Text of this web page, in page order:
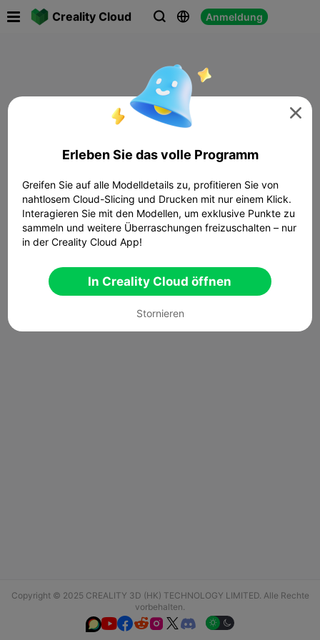
Creality Cloud   Anmeldung
Copyright © 2025 CREALITY 3D (HK) TECHNOLOGY LIMITED. Alle Rechte
vorbehalten.
  

Erleben Sie das volle Programm
Greifen Sie auf alle Modelldetails zu, profitieren Sie von
nahtlosem Cloud-Slicing und Drucken mit nur einem Klick.
Interagieren Sie mit den Modellen, um exklusive Punkte zu
sammeln und weitere Überraschungen freizuschalten – nur
in der Creality Cloud App!
In Creality Cloud öffnen
Stornieren